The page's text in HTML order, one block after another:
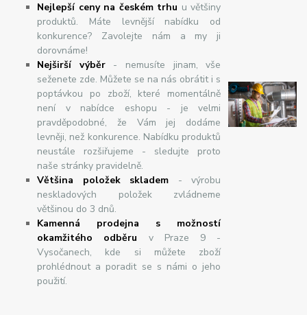
Nejlepší ceny na českém trhu u většiny
produktů. Máte levnější nabídku od
konkurence? Zavolejte nám a my ji
dorovnáme!
Nejširšívýběr- nemusíte jinam, vše
seženete zde. Můžete se na nás obrátit i s
poptávkou po zboží, které momentálně
není v nabídce eshopu - je velmi
pravděpodobné, že Vám jej dodáme
levněji, než konkurence. Nabídku produktů
neustále rozšiřujeme - sledujte proto
naše stránky pravidelně.
Většina položek skladem - výrobu
neskladových položek zvládneme
většinou do 3 dnů.
Kamenná prodejna s možností
okamžitého odběru v Praze 9 -
Vysočanech, kde si můžete zboží
prohlédnout a poradit se s námi o jeho
použití.